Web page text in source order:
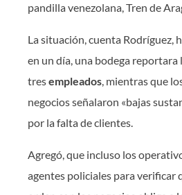
pandilla venezolana, Tren de
La situación, cuenta Rodríguez,
en un día, una bodega reportara
tresempleados, mientras que
negocios señalaron «bajas
por la falta de clientes.
Agregó, que incluso los
agentes policiales para verificar